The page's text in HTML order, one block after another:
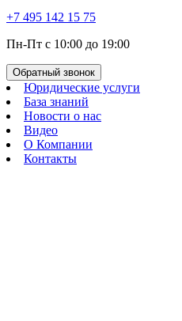
+7 495 142 15 75
Пн-Пт с 10:00 до 19:00
Обратный звонок
Юридические услуги
База знаний
Новости о нас
Видео
О Компании
Контакты